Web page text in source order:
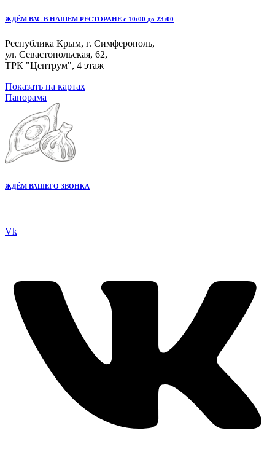
ЖДЁМ ВАС В НАШЕМ РЕСТОРАНЕ с 10:00 до 23:00
Республика Крым, г. Симферополь,
ул. Севастопольская, 62,
ТРК "Центрум", 4 этаж
Показать на картах
Панорама
ЖДЁМ ВАШЕГО ЗВОНКА
Vk